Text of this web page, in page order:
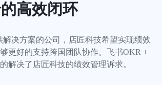
高效闭环
决方案的公司，店匠科技希望实现绩效
更好的支持跨国团队协作。飞书OKR +
解决了店匠科技的绩效管理诉求。